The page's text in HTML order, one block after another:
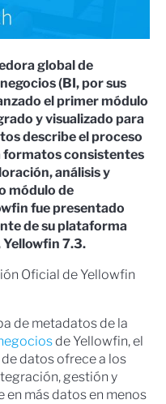
global de
(BI, por sus
el primer módulo
y visualizado para
describe el proceso
formatos consistentes
análisis y
módulo de
fue presentado
de su plataforma
Yellowfin 7.3.
Oficial de Yellowfin
de metadatos de la
de Yellowfin, el
datos ofrece a los
gestión y
más datos en menos